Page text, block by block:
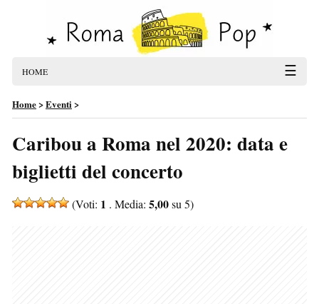
HOME ☰
Home>Eventi>
Caribou a Roma nel 2020: data e
biglietti del concerto
(Voti: 1 . Media: 5,00su 5)